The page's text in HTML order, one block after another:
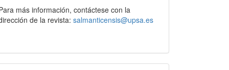
más información, contáctese con la
de la revista: salmanticensis@upsa.es